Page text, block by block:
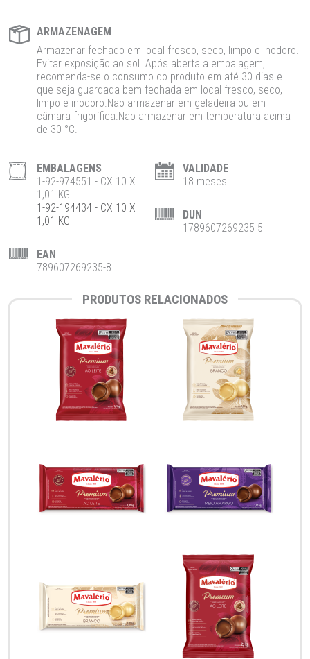
ARMAZENAGEM
Armazenar fechado em local fresco, seco, limpo e inodoro.
Evitar exposição ao sol. Após aberta a embalagem,
recomenda-se o consumo do produto em até 30 dias e
que seja guardada bem fechada em local fresco, seco,
limpo e inodoro.Não armazenar em geladeira ou em
câmara frigorífica.Não armazenar em temperatura acima
de 30 °C.
EMBALAGENS
1-92-974551 - CX 10 X
1,01 KG
1-92-194434 - CX 10 X
1,01 KG
EAN
789607269235-8
VALIDADE
18 meses
DUN
1789607269235-5
PRODUTOS RELACIONADOS